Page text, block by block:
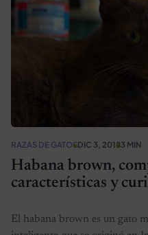
RAZAS DE GATOSDIC 3, 20183 MIN
Habana brown,
características y
El habana brown es un gato